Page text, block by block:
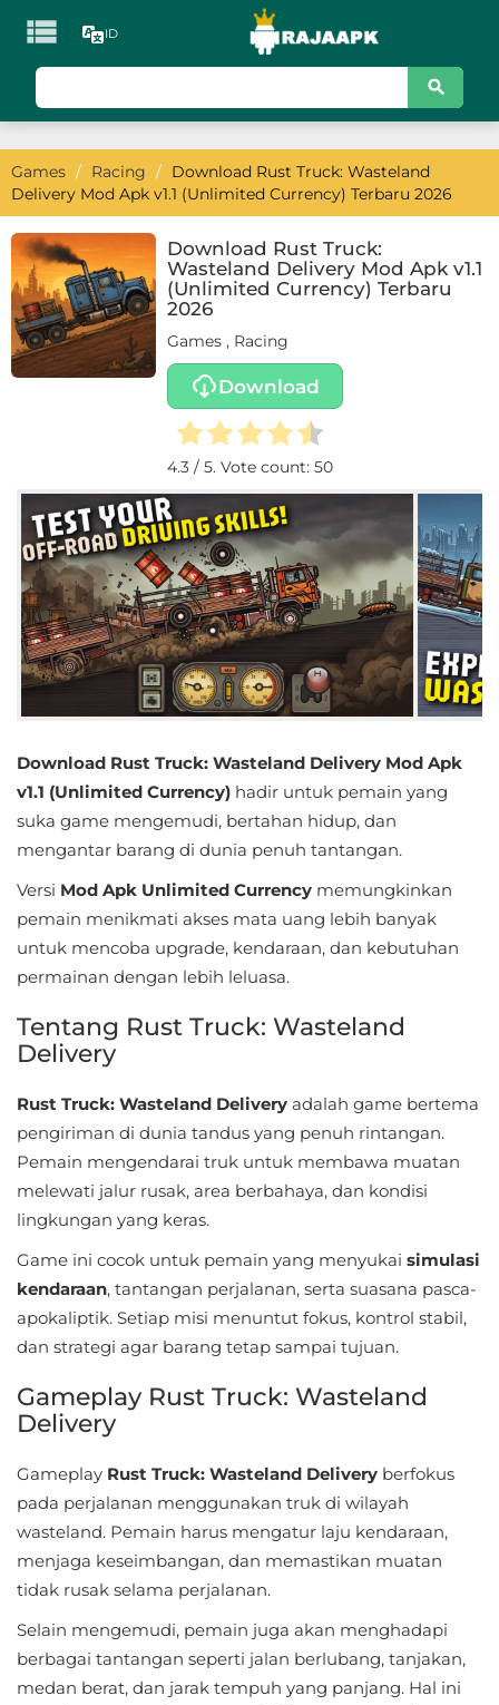
 ID
Games
Action
Arcade
Board
Card
Educational
First
Person
Horror
Hypercasual
Music
Puzzle
Role
Playing
Shooting
Simulation
Sports
Standalone
Story-
Driven
Strategi
Trivia
Apps
Art
&
Design
Auto
Games / Racing / Download Rust Truck: Wasteland
Delivery Mod Apk v1.1 (Unlimited Currency) Terbaru 2026
Download Rust Truck:
Wasteland Delivery Mod Apk v1.1
(Unlimited Currency) Terbaru
2026
Games , Racing
Download
4.3/ 5. Vote count: 50
Download Rust Truck: Wasteland Delivery Mod Apk
v1.1 (Unlimited Currency) hadir untuk pemain yang
suka game mengemudi, bertahan hidup, dan
mengantar barang di dunia penuh tantangan.
Versi Mod Apk Unlimited Currency memungkinkan
pemain menikmati akses mata uang lebih banyak
untuk mencoba upgrade, kendaraan, dan kebutuhan
permainan dengan lebih leluasa.
Tentang Rust Truck: Wasteland
Delivery
Rust Truck: Wasteland Delivery adalah game bertema
pengiriman di dunia tandus yang penuh rintangan.
Pemain mengendarai truk untuk membawa muatan
melewati jalur rusak, area berbahaya, dan kondisi
lingkungan yang keras.
Game ini cocok untuk pemain yang menyukai simulasi
kendaraan, tantangan perjalanan, serta suasana pasca-
apokaliptik. Setiap misi menuntut fokus, kontrol stabil,
dan strategi agar barang tetap sampai tujuan.
Gameplay Rust Truck: Wasteland
Delivery
Gameplay Rust Truck: Wasteland Delivery berfokus
pada perjalanan menggunakan truk di wilayah
wasteland. Pemain harus mengatur laju kendaraan,
menjaga keseimbangan, dan memastikan muatan
tidak rusak selama perjalanan.
Selain mengemudi, pemain juga akan menghadapi
berbagai tantangan seperti jalan berlubang, tanjakan,
medan berat, dan jarak tempuh yang panjang. Hal ini